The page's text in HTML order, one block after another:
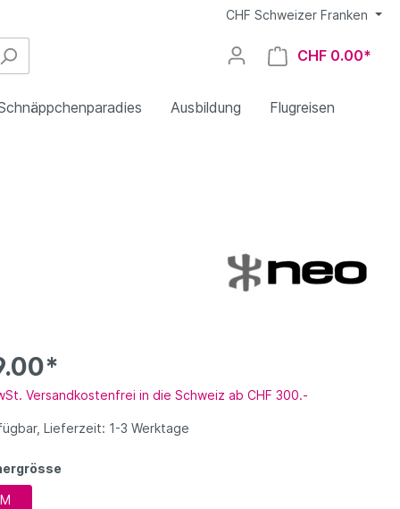
CHFSchweizer Franken
CHF 0.00*
Ausbildung Flugreisen
Ozone
Hike & Fly
Gleitschirmcheck
Sicherheitstraining
Versandkostenfrei in die Schweiz ab CHF 300.-
Lieferzeit: 1-3 Werktage
M